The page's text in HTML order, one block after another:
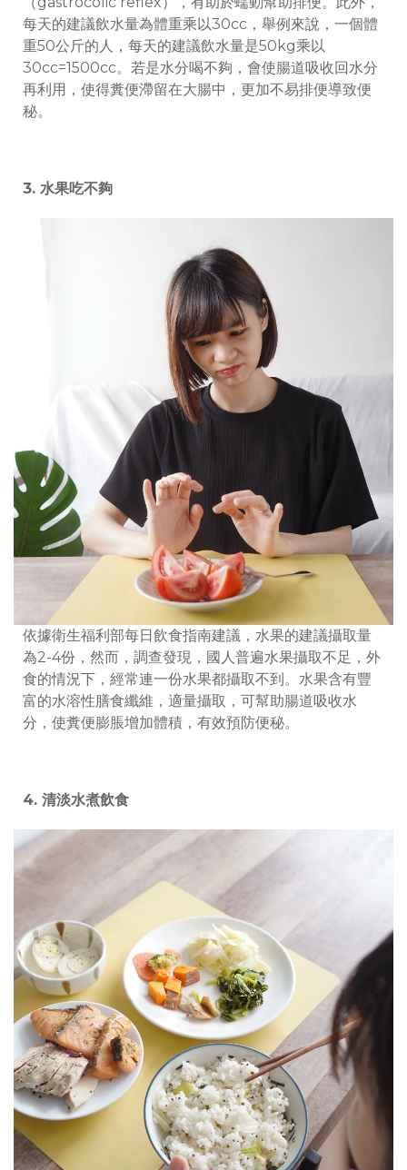
每天的建議飲水量為體重乘以30cc ，舉例來說，一個體
重50公斤的人，每天的建議飲水量是50kg乘以
30cc=1500cc。若是水分喝不夠，會使腸道吸收回水分
再利用，使得糞便滯留在大腸中，更加不易排便導致便
秘。
3. 水果吃不夠
依據衛生福利部每日飲食指南建議，水果的建議攝取量
為2-4份，然而，調查發現，國人普遍水果攝取不足，外
食的情況下，經常連一份水果都攝取不到。水果含有豐
富的水溶性膳食纖維，適量攝取，可幫助腸道吸收水
分，使糞便膨脹增加體積，有效預防便秘。
4. 清淡水煮飲食